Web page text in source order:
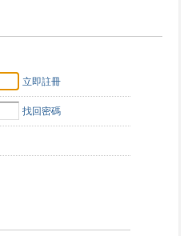
立即註冊
找回密碼